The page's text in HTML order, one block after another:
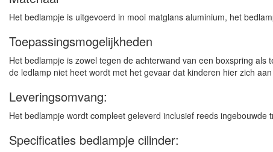
Het bedlampje is uitgevoerd in mooi matglans aluminium, het
Toepassingsmogelijkheden
Het bedlampje is zowel tegen de achterwand van een boxspring
de ledlamp niet heet wordt met het gevaar dat kinderen hier zich
Leveringsomvang:
Het bedlampje wordt compleet geleverd inclusief reeds ingebouwde
Specificaties bedlampje cilinder: